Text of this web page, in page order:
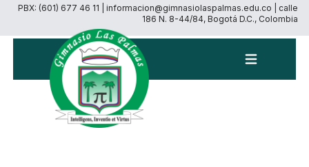
PBX: (601) 677 46 11 | informacion@gimnasiolaspalmas.edu.co | calle
186 N. 8-44/84, Bogotá D.C., Colombia
Menú